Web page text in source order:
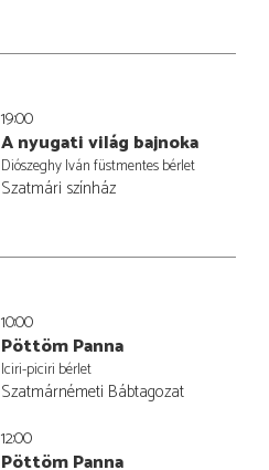
19:00
A nyugati világ bajnoka
Diószeghy Iván füstmentes bérlet
Szatmári színház
10:00
Pöttöm Panna
Iciri-piciri bérlet
Szatmárnémeti Bábtagozat
12:00
Pöttöm Panna